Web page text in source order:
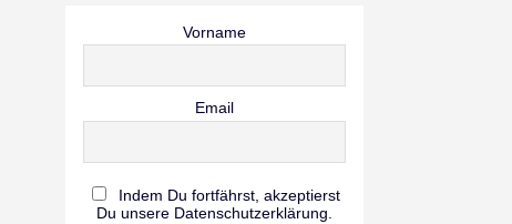
Vorname
Email
Indem Du fortfährst, akzeptierst
Du unsere Datenschutzerklärung.